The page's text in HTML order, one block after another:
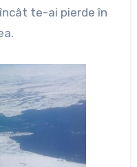
te-ai pierde în